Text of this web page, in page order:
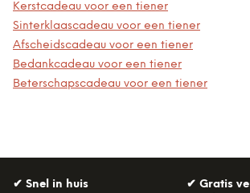
Kerstcadeau voor een tiener
Sinterklaascadeau voor een tiener
Afscheidscadeau voor een tiener
Bedankcadeau voor een tiener
Beterschapscadeau voor een tiener
✔ Snel in huis ✔ Gratis